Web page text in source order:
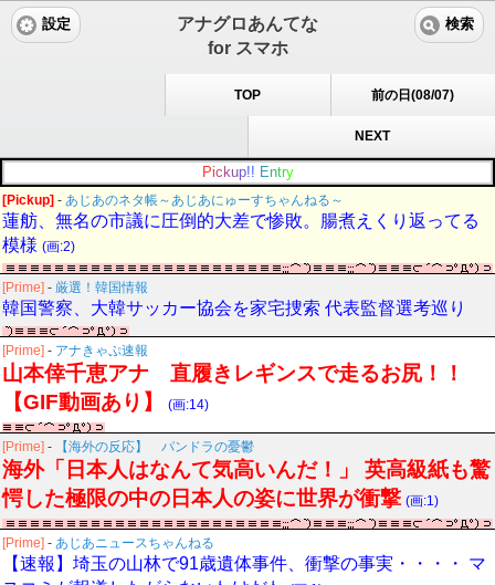
アナグロあんてな
for スマホ
設定 検索
TOP 前の日(08/07)
NEXT
Pic kup!! Entry
[Pickup] - あじあのネタ帳～あじあにゅーすちゃんねる～
蓮舫、無名の市議に圧倒的大差で惨敗。腸煮えくり返ってる
模様 (画:2)
[Prime] - 厳選！韓国情報
韓国警察、大韓サッカー協会を家宅捜索 代表監督選考巡り
[Prime] - アナきゃぷ速報
山本倖千恵アナ 直履きレギンスで走るお尻！！
【GIF動画あり】
(画:14)
[Prime] - 【海外の反応】 パンドラの憂鬱
海外「日本人はなんて気高いんだ！」 英高級紙も驚
愕した極限の中の日本人の姿に世界が衝撃 (画:1)
[Prime] - あじあニュースちゃんねる
【速報】埼玉の山林で91歳遺体事件、衝撃の事実・・・・ マ